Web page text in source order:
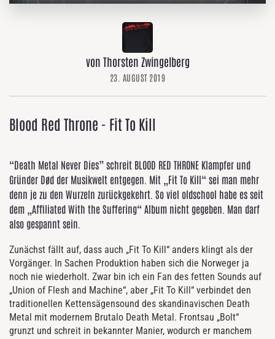
von Thorsten Zwingelberg
23. AUGUST 2019
Blood Red Throne - Fit To Kill
“Death Metal Never Dies” schreit BLOOD RED THRONE Klampfer und
Gründer Død der Musikwelt entgegen. Mit „Fit To Kill“ sei man mehr
denn je zu den Wurzeln zurückgekehrt. So viel oldschool habe es seit
dem „Affiliated With the Suffering“ Album nicht gegeben. Man darf
also gespannt sein.
Zunächst fällt auf, dass auch „Fit To Kill“ anders klingt als der
Vorgänger. In Sachen Produktion haben sich die Norweger ja
noch nie wiederholt. Zwar bin ich ein Fan des fetten Sounds auf
„Union of Flesh and Machine“, aber „Fit To Kill“ verbindet den
traditionellen Kettensägensound des skandinavischen Death
Metal mit modernem Brutalo Death Metal. Frontsau „Bolt“
grunzt und schreit in bekannter Manier, wodurch er manchem